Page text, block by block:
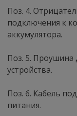
Поз. 4.
подключения к
аккумулятора.
Поз. 5. Проушина
устройства.
Поз. б. Кабель
питания.